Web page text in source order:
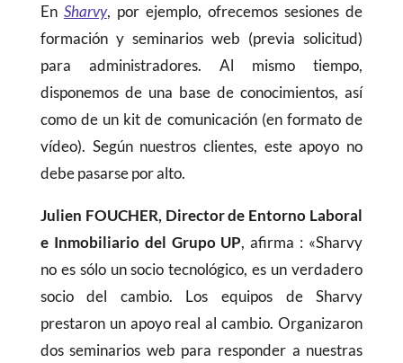
En Sharvy, por ejemplo, ofrecemos sesiones de
formación y seminarios web (previa solicitud)
para administradores. Al mismo tiempo,
disponemos de una base de conocimientos, así
como de un kit de comunicación (en formato de
vídeo). Según nuestros clientes, este apoyo no
debe pasarse por alto.
Julien FOUCHER, Director de Entorno Laboral
e Inmobiliario del Grupo UP, afirma : «Sharvy
no es sólo un socio tecnológico, es un verdadero
socio del cambio. Los equipos de Sharvy
prestaron un apoyo real al cambio. Organizaron
dos seminarios web para responder a nuestras